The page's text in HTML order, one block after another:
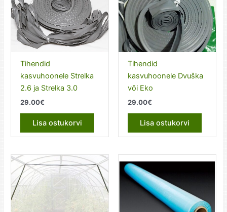
Tihendid
kasvuhoonele Strelka
2.6 ja Strelka 3.0
29.00€
Lisa ostukorvi
Tihendid
kasvuhoonele Dvuška
või Eko
29.00€
Lisa ostukorvi